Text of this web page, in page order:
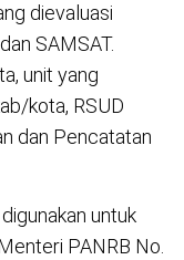
dievaluasi
SAMSAT.
unit yang
kota, RSUD
dan Pencatatan
untuk
PANRB No.